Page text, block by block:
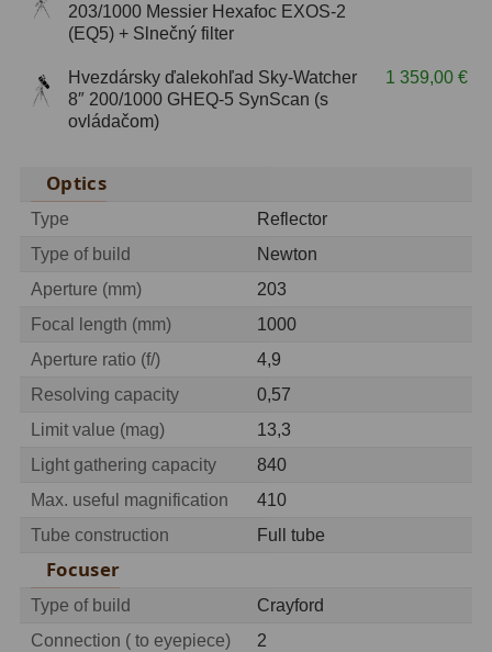
181
Mesačné a polarizačné23
Slnečné42
Širokopásmové
OIII21
SII2
Planetárne 7
Astro príslušenstvo175
Okulárové výťahy a ostrenie
Hľadáčiky25
203/1000 Messier Hexafoc EXOS-2
(EQ5) + Slnečný filter
Hvezdársky ďalekohľad Sky-Watcher
8″ 200/1000 GHEQ-5 SynScan (s
ovládačom)
1 359,00 €
Optics
Type
Reflector
Type of build
Newton
Aperture (mm)
203
Focal length (mm)
1000
Aperture ratio (f/)
4,9
Resolving capacity
0,57
Limit value (mag)
13,3
Light gathering capacity
840
Max. useful magnification
410
Tube construction
Full tube
Focuser
Type of build
Crayford
Connection ( to eyepiece)
2